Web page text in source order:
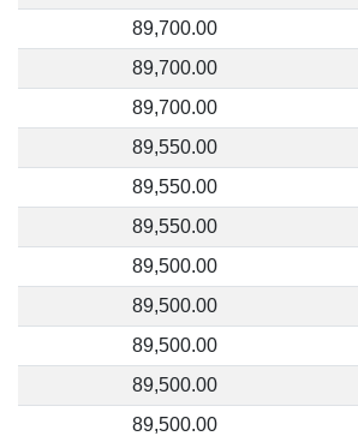
89,700.00
89,700.00
89,700.00
89,550.00
89,550.00
89,550.00
89,500.00
89,500.00
89,500.00
89,500.00
89,500.00